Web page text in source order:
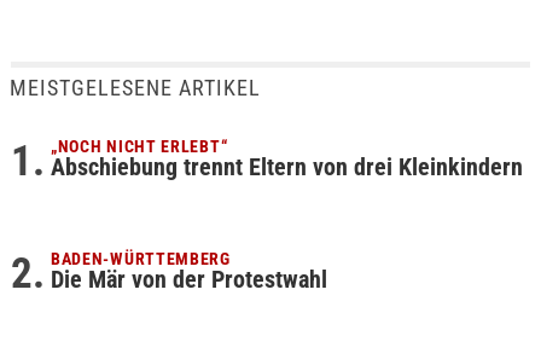
MEISTGELESENE ARTIKEL
„NOCH NICHT ERLEBT“
Abschiebung trennt Eltern von drei Kleinkindern
BADEN-WÜRTTEMBERG
Die Mär von der Protestwahl